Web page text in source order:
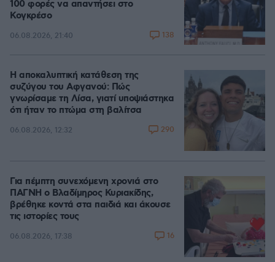
100 φορές να απαντήσει στο
Κογκρέσο
06.08.2026, 21:40 138
Η αποκαλυπτική κατάθεση της
συζύγου του Αφγανού: Πώς
γνωρίσαμε τη Λίσα, γιατί υποψιάστηκα
ότι ήταν το πτώμα στη βαλίτσα
06.08.2026, 12:32 290
Για πέμπτη συνεχόμενη χρονιά στο
ΠΑΓΝΗ ο Βλαδίμηρος Κυριακίδης,
βρέθηκε κοντά στα παιδιά και άκουσε
τις ιστορίες τους
06.08.2026, 17:38 16